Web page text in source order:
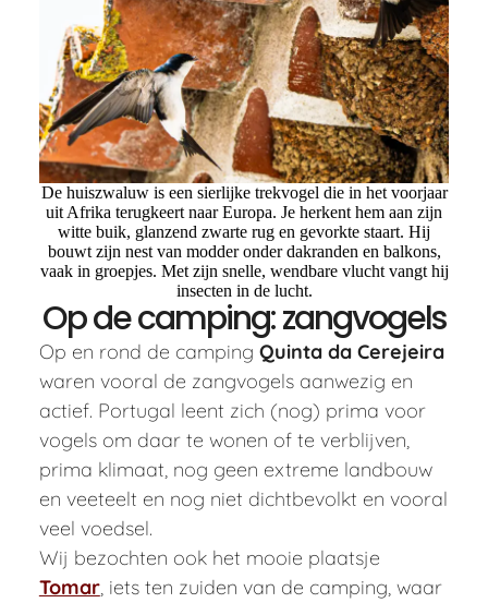
De huiszwaluw is een sierlijke trekvogel die in het voorjaar
uit Afrika terugkeert naar Europa. Je herkent hem aan zijn
witte buik, glanzend zwarte rug en gevorkte staart. Hij
bouwt zijn nest van modder onder dakranden en balkons,
vaak in groepjes. Met zijn snelle, wendbare vlucht vangt hij
insecten in de lucht.
Op de camping: zangvogels
Op en rond de camping Quinta da Cerejeira
waren vooral de zangvogels aanwezig en
actief. Portugal leent zich (nog) prima voor
vogels om daar te wonen of te verblijven,
prima klimaat, nog geen extreme landbouw
en veeteelt en nog niet dichtbevolkt en vooral
veel voedsel.
Wij bezochten ook het mooie plaatsje
Tomar, iets ten zuiden van de camping, waar